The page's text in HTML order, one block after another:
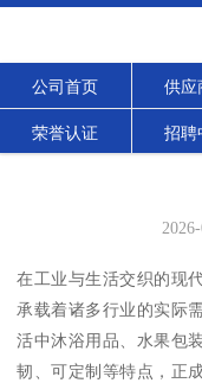
公司首页 供应
荣誉认证 招聘
在工业与生活交织的现
承载着诸多行业的实际
活中沐浴用品、水果包
韧、可定制等特点，正